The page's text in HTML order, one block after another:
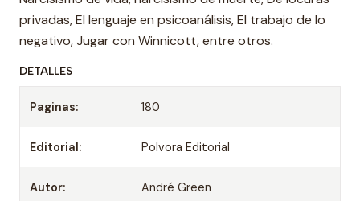
privadas, El lenguaje en psicoanálisis, El trabajo de lo
negativo, Jugar con Winnicott, entre otros.
DETALLES
Paginas: 180
Editorial: Polvora Editorial
Autor: André Green